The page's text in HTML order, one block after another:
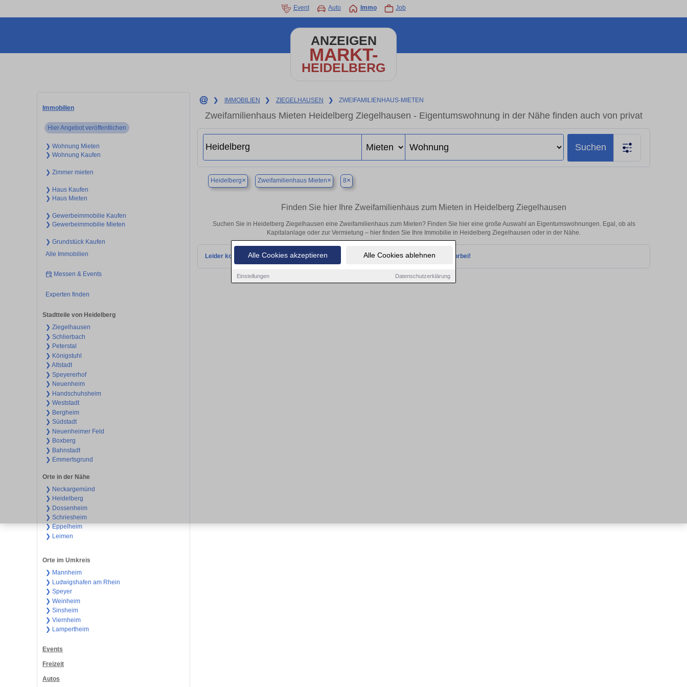
Alle Cookies akzeptieren Alle Cookies ablehnen
Einstellungen Datenschutzerklärung
Event Auto Immo Job
ANZEIGEN
MARKT-
HEIDELBERG
Immobilien
Hier Angebot veröffentlichen
❯ Wohnung Mieten
❯ Wohnung Kaufen
❯ Zimmer mieten
❯ Haus Kaufen
❯ Haus Mieten
❯ Gewerbeimmobilie Kaufen
❯ Gewerbeimmobilie Mieten
❯ Grundstück Kaufen
Alle Immobilien
Messen & Events
Experten finden
Stadtteile von Heidelberg
❯ Ziegelhausen
❯ Schlierbach
❯ Peterstal
❯ Königstuhl
❯ Altstadt
❯ Speyererhof
❯ Neuenheim
❯ Handschuhsheim
❯ Weststadt
❯ Bergheim
❯ Südstadt
❯ Neuenheimer Feld
❯ Boxberg
❯ Bahnstadt
❯ Emmertsgrund
Orte in der Nähe
❯ Neckargemünd
❯ Heidelberg
❯ Dossenheim
❯ Schriesheim
❯ Eppelheim
❯ Leimen
Orte im Umkreis
❯ Mannheim
❯ Ludwigshafen am Rhein
❯ Speyer
❯ Weinheim
❯ Sinsheim
❯ Viernheim
❯ Lampertheim
Events
Freizeit
Autos
❯ IMMOBILIEN ❯ ZIEGELHAUSEN ❯ ZWEIFAMILIENHAUS-MIETEN
Zweifamilienhaus Mieten Heidelberg Ziegelhausen - Eigentumswohnung in der Nähe finden auch von privat
Suchen
Heidelberg× Zweifamilienhaus Mieten× 8×
Finden Sie hier Ihre Zweifamilienhaus zum Mieten in Heidelberg Ziegelhausen
Suchen Sie in Heidelberg Ziegelhausen eine Zweifamilienhaus zum Mieten? Finden Sie hier eine große Auswahl an Eigentumswohnungen. Egal, ob als
Kapitalanlage oder zur Vermietung – hier finden Sie Ihre Immobilie in Heidelberg Ziegelhausen oder in der Nähe.
Leider konnten wir derzeit keine passenden Objekte finden. Schauen Sie bald wieder vorbei!